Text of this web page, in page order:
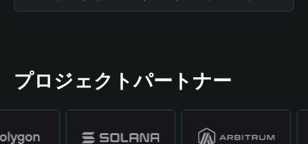
プロジェクトパートナー